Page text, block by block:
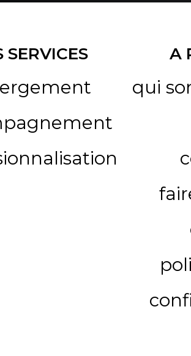
SERVICES A
qui